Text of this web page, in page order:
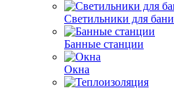
Светильники для бани
Банные станции
Окна